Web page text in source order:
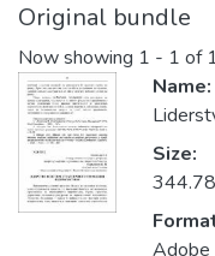
Original bundle
Now showing 1 - 1 of
Name:
Size:
Adobe